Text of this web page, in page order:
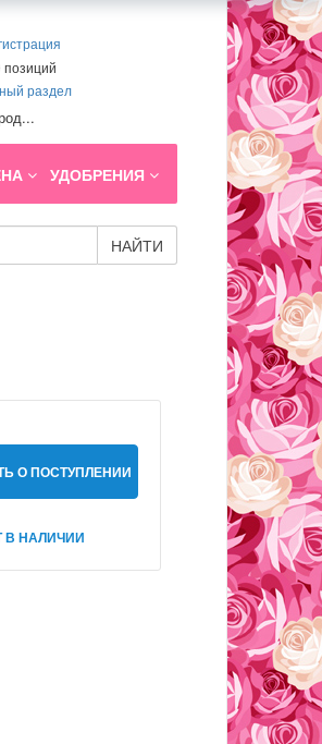
позиций
раздел
УДОБРЕНИЯ
НАЙТИ
О ПОСТУПЛЕНИИ
В НАЛИЧИИ